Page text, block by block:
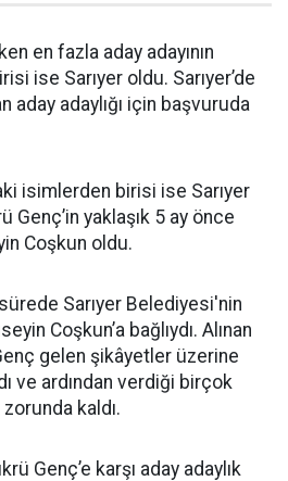
en fazla aday adayının
ise Sarıyer oldu. Sarıyer’de
aday adaylığı için başvuruda
isimlerden birisi ise Sarıyer
Genç’in yaklaşık 5 ay önce
Coşkun oldu.
Sarıyer Belediyesi'nin
Coşkun’a bağlıydı. Alınan
gelen şikâyetler üzerine
ve ardından verdiği birçok
kaldı.
Genç’e karşı aday adaylık